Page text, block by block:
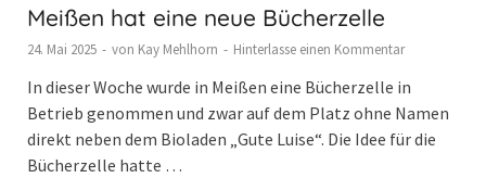
Meißen hat eine neue Bücherzelle
24. Mai 2025 - von Kay Mehlhorn - Hinterlasse einen Kommentar
In dieser Woche wurde in Meißen eine Bücherzelle in
Betrieb genommen und zwar auf dem Platz ohne Namen
direkt neben dem Bioladen „Gute Luise“. Die Idee für die
Bücherzelle hatte …